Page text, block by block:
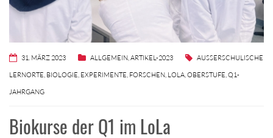
31. MÄRZ 2023 ALLGEMEIN ARTIKEL-2023
AUSSERSCHULISCHE L
ERNORTE
BIOLOGIE EXPERIMENTE FORSCHEN LOLA OBERSTUFE Q1-
JAHRGANG
Biokurse der Q1 im LoLa